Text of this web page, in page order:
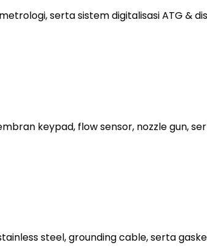
serta sistem digitalisasi ATG &
keypad, flow sensor, nozzle gun,
steel, grounding cable, serta